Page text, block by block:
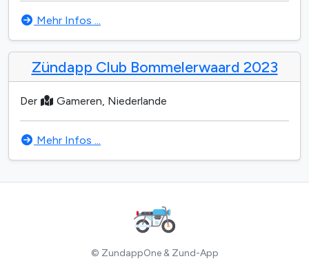
Mehr Infos ...
Zündapp Club Bommelerwaard 2023
Der Gameren, Niederlande
Mehr Infos ...
© ZundappOne & Zund-App